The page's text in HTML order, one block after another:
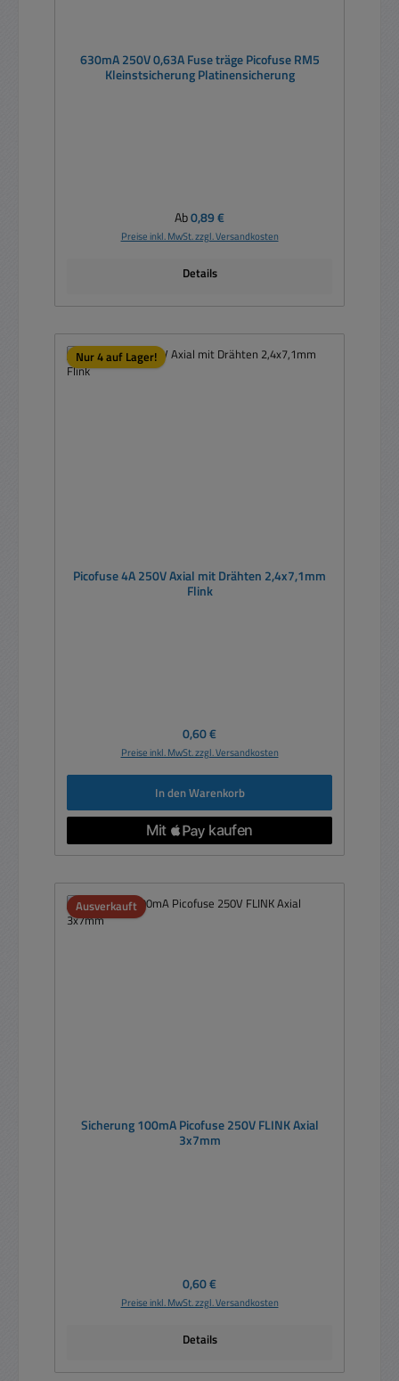
630mA 250V 0,63A Fuse träge Picofuse RM5
Kleinstsicherung Platinensicherung
Regulärer Preis:
Ab0,89 €
Preise inkl. MwSt. zzgl. Versandkosten
Details
Nur 4 auf Lager!
Picofuse 4A 250V Axial mit Drähten 2,4x7,1mm
Flink
Regulärer Preis:
0,60 €
Preise inkl. MwSt. zzgl. Versandkosten
In den Warenkorb
Ausverkauft
Sicherung 100mA Picofuse 250V FLINK Axial
3x7mm
Regulärer Preis:
0,60 €
Preise inkl. MwSt. zzgl. Versandkosten
Details